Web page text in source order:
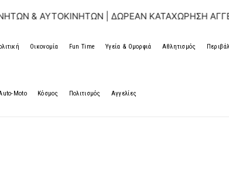
| ΔΩΡΕΑΝ ΚΑΤΑΧΩΡΗΣΗ ΑΓΓΕΛΙΩΝ
Οικονομία Fun Time Υγεία & Ομορφιά Αθλητισμός
Moto Κόσμος Πολιτισμός Αγγελίες